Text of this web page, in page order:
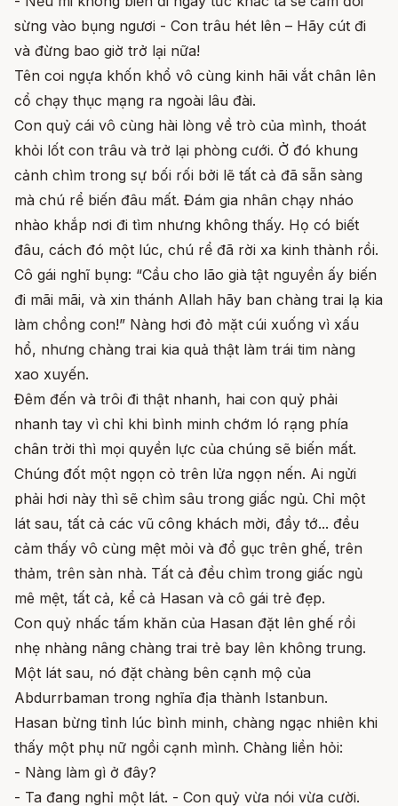
sừng vào bụng ngươi - Con trâu hét lên – Hãy cút đi
và đừng bao giờ trở lại nữa!
Tên coi ngựa khốn khổ vô cùng kinh hãi vắt chân lên
cổ chạy thục mạng ra ngoài lâu đài.
Con quỷ cái vô cùng hài lòng về trò của mình, thoát
khỏi lốt con trâu và trở lại phòng cưới. Ở đó khung
cảnh chìm trong sự bối rối bởi lẽ tất cả đã sẵn sàng
mà chú rể biến đâu mất. Đám gia nhân chạy nháo
nhào khắp nơi đi tìm nhưng không thấy. Họ có biết
đâu, cách đó một lúc, chú rể đã rời xa kinh thành rồi.
Cô gái nghĩ bụng: “Cầu cho lão già tật nguyền ấy biến
đi mãi mãi, và xin thánh Allah hãy ban chàng trai lạ kia
làm chồng con!” Nàng hơi đỏ mặt cúi xuống vì xấu
hổ, nhưng chàng trai kia quả thật làm trái tim nàng
xao xuyến.
Đêm đến và trôi đi thật nhanh, hai con quỷ phải
nhanh tay vì chỉ khi bình minh chớm ló rạng phía
chân trời thì mọi quyền lực của chúng sẽ biến mất.
Chúng đốt một ngọn cỏ trên lửa ngọn nến. Ai ngửi
phải hơi này thì sẽ chìm sâu trong giấc ngủ. Chỉ một
lát sau, tất cả các vũ công khách mời, đầy tớ... đều
cảm thấy vô cùng mệt mỏi và đổ gục trên ghế, trên
thảm, trên sàn nhà. Tất cả đều chìm trong giấc ngủ
mê mệt, tất cả, kể cả Hasan và cô gái trẻ đẹp.
Con quỷ nhấc tấm khăn của Hasan đặt lên ghế rồi
nhẹ nhàng nâng chàng trai trẻ bay lên không trung.
Một lát sau, nó đặt chàng bên cạnh mộ của
Abdurrbaman trong nghĩa địa thành Istanbun.
Hasan bừng tỉnh lúc bình minh, chàng ngạc nhiên khi
thấy một phụ nữ ngồi cạnh mình. Chàng liền hỏi:
- Nàng làm gì ở đây?
- Ta đang nghỉ một lát. - Con quỷ vừa nói vừa cười.